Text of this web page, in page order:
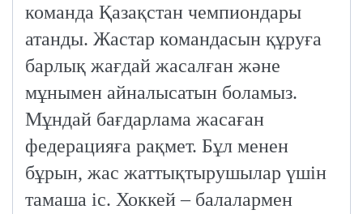
команда Қазақстан чемпиондары
атанды. Жастар командасын құруға
барлық жағдай жасалған және
мұнымен айналысатын боламыз.
Мұндай бағдарлама жасаған
федерацияға рақмет. Бұл менен
бұрын, жас жаттықтырушылар үшін
тамаша іс. Хоккей – балалармен